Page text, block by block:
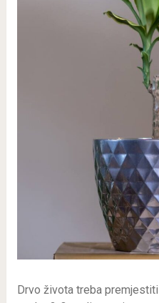
Drvo života treba